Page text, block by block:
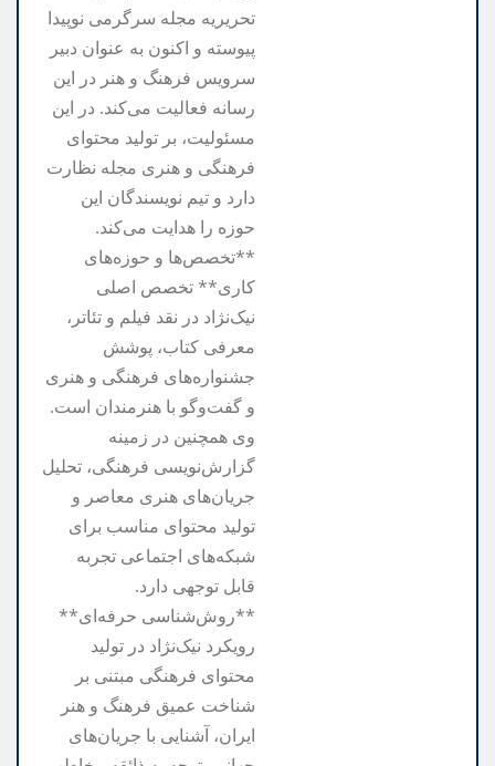
تحریریه مجله سرگرمی نوپیدا
پیوسته و اکنون به عنوان دبیر
سرویس فرهنگ و هنر در این
رسانه فعالیت می‌کند. در این
مسئولیت، بر تولید محتوای
فرهنگی و هنری مجله نظارت
دارد و تیم نویسندگان این
حوزه را هدایت می‌کند.
**تخصص‌ها و حوزه‌های
کاری** تخصص اصلی
نیک‌نژاد در نقد فیلم و تئاتر،
معرفی کتاب، پوشش
جشنواره‌های فرهنگی و هنری
و گفت‌وگو با هنرمندان است.
وی همچنین در زمینه
گزارش‌نویسی فرهنگی، تحلیل
جریان‌های هنری معاصر و
تولید محتوای مناسب برای
شبکه‌های اجتماعی تجربه
قابل توجهی دارد.
**روش‌شناسی حرفه‌ای**
رویکرد نیک‌نژاد در تولید
محتوای فرهنگی مبتنی بر
شناخت عمیق فرهنگ و هنر
ایران، آشنایی با جریان‌های